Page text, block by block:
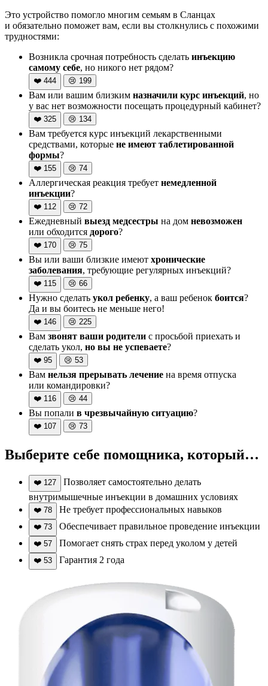
Это устройство помогло многим семьям в Сланцах
и обязательно поможет вам, если вы столкнулись с похожими
трудностями:
Возникла срочная потребность сделать инъекцию
самому себе, но никого нет рядом?
❤️ 444 😢 199
Вам или вашим близким назначили курс инъекций, но
у вас нет возможности посещать процедурный кабинет?
❤️ 325 😢 134
Вам требуется курс инъекций лекарственными
средствами, которые не имеют таблетированной
формы?
❤️ 155 😢 74
Аллергическая реакция требует немедленной
инъекции?
❤️ 112 😢 72
Ежедневный выезд медсестры на дом невозможен
или обходится дорого?
❤️ 170 😢 75
Вы или ваши близкие имеют хронические
заболевания, требующие регулярных инъекций?
❤️ 115 😢 66
Нужно сделать укол ребенку, а ваш ребенок боится?
Да и вы боитесь не меньше него!
❤️ 146 😢 225
Вам звонят ваши родители с просьбой приехать и
сделать укол, но вы не успеваете?
❤️ 95 😢 53
Вам нельзя прерывать лечение на время отпуска
или командировки?
❤️ 116 😢 44
Вы попали в чрезвычайную ситуацию?
❤️ 107 😢 73
Выберите себе помощника, который…
❤️ 127
Позволяет самостоятельно делать
внутримышечные инъекции в домашних условиях
❤️ 78 Не требует профессиональных навыков
❤️ 73 Обеспечивает правильное проведение инъекции
❤️ 57 Помогает снять страх перед уколом у детей
❤️ 53 Гарантия 2 года